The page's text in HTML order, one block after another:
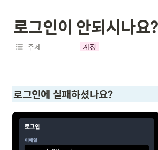
로그인이 안되시나요?
주제 계정
로그인에 실패하셨나요?